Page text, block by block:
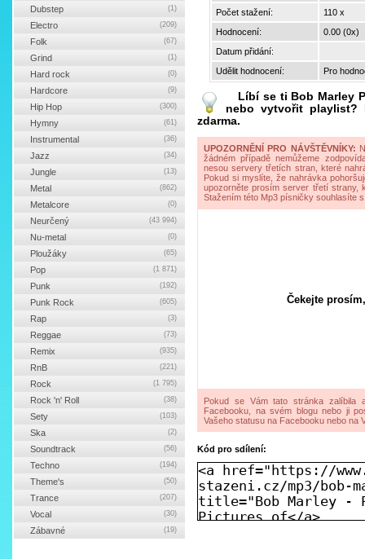
Počet stažení:
110 x
Hodnocení:
0.00 (0x)
Datum přidání:
Udělit hodnocení:
Pro
Líbí se ti Bob Marley
nebo vytvořit playlist?
zdarma.
UPOZORNĚNÍ PRO NÁVŠTĚVNÍKY:
žádném případě nemůžeme
nesou servery třetích stran, které
Pokud si myslíte, že nahrávka
upozorněte prosím server třetí strany,
Stažením této Mp3 písničky souhlasíte
Čekejte
Pokud se Vám tato stránka zalíbila
Facebooku, na svém blogu nebo ji
Vašeho statusu na Facebooku nebo na
Kód pro sdílení:
Dubstep (1)
Electro (209)
Folk (67)
Grind (1)
Hard rock (0)
Hardcore (9)
Hip Hop (300)
Hymny (61)
Instrumental (36)
Jazz (34)
Jungle (13)
Metal (862)
Metalcore (0)
Neurčený (43 994)
Nu-metal (0)
Ploužáky (65)
Pop (1 871)
Punk (192)
Punk Rock (605)
Rap (3)
Reggae (73)
Remix (935)
RnB (221)
Rock (1 795)
Rock 'n' Roll (38)
Sety (103)
Ska (2)
Soundtrack (56)
Techno (194)
Theme's (50)
Trance (207)
Vocal (30)
Zábavné (19)